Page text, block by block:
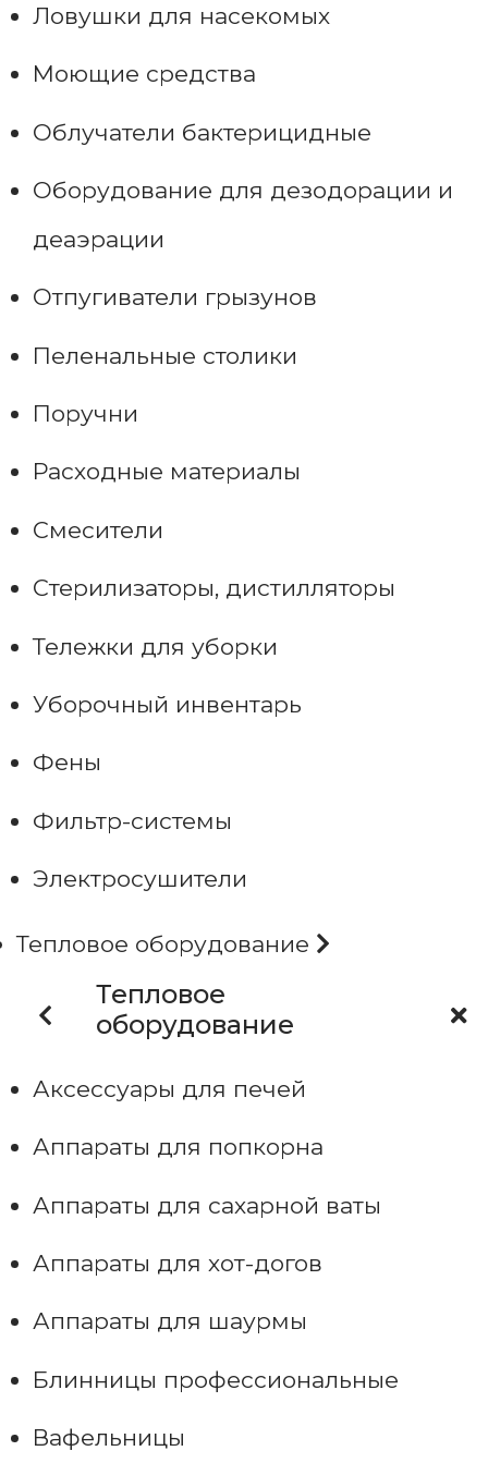
Ловушки для насекомых
Моющие средства
Облучатели бактерицидные
Оборудование для дезодорации и
деаэрации
Отпугиватели грызунов
Пеленальные столики
Поручни
Расходные материалы
Смесители
Стерилизаторы, дистилляторы
Тележки для уборки
Уборочный инвентарь
Фены
Фильтр-системы
Электросушители
Тепловое оборудование
Тепловое
оборудование
Аксессуары для печей
Аппараты для попкорна
Аппараты для сахарной ваты
Аппараты для хот-догов
Аппараты для шаурмы
Блинницы профессиональные
Вафельницы